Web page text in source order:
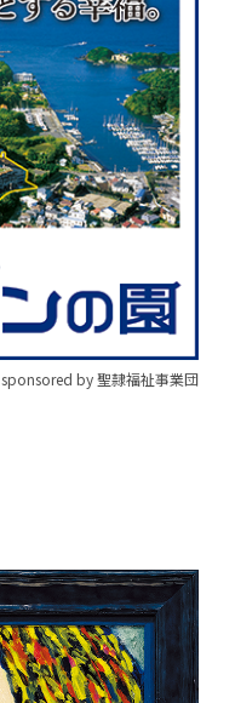
sponsored by 聖隷福祉事業団